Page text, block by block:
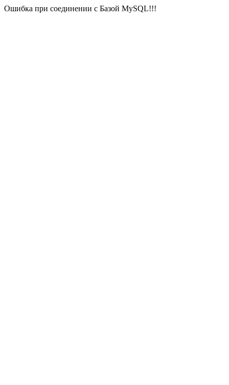
Ошибка при соединении с Базой MySQL!!!